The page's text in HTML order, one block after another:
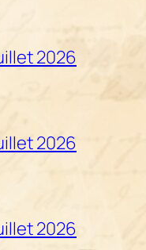
2026
2026
2026